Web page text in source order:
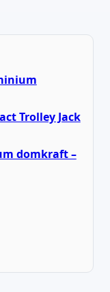
Trolley Jack
domkraft –